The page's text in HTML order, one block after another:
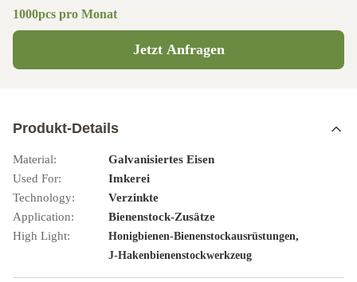
1000pcs pro Monat
Jetzt Anfragen
Produkt-Details
Material:
Galvanisiertes Eisen
Used For:
Imkerei
Technology:
Verzinkte
Application:
Bienenstock-Zusätze
High Light:
Honigbienen-Bienenstockausrüstungen,
J-Hakenbienenstockwerkzeug